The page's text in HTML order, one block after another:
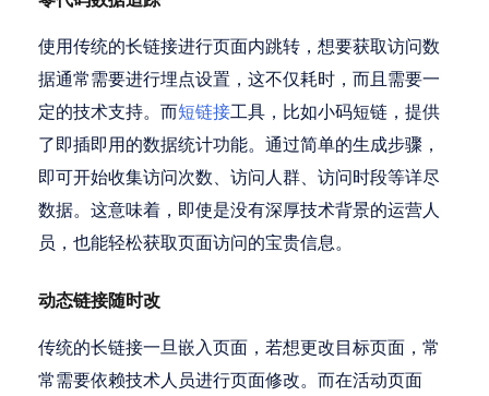
使用传统的长链接进行页面内跳转，想要获取访问数
据通常需要进行埋点设置，这不仅耗时，而且需要一
定的技术支持。而短链接工具，比如小码短链，提供
了即插即用的数据统计功能。通过简单的生成步骤，
即可开始收集访问次数、访问人群、访问时段等详尽
数据。这意味着，即使是没有深厚技术背景的运营人
员，也能轻松获取页面访问的宝贵信息。
动态链接随时改
传统的长链接一旦嵌入页面，若想更改目标页面，常
常需要依赖技术人员进行页面修改。而在活动页面